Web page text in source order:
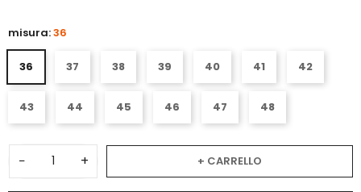
misura:36
36 37 38 39 40 41 42
43 44 45 46 47 48
− + + CARRELLO